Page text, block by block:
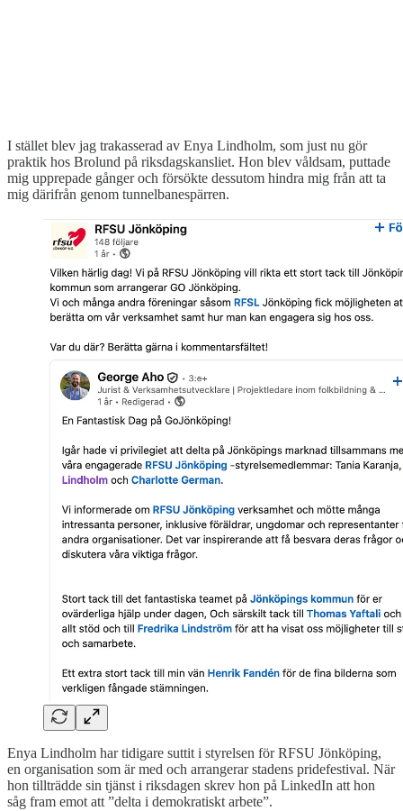
I stället blev jag trakasserad av Enya Lindholm, som just nu gör
praktik hos Brolund på riksdagskansliet. Hon blev våldsam, puttade
mig upprepade gånger och försökte dessutom hindra mig från att ta
mig därifrån genom tunnelbanespärren.
Enya Lindholm har tidigare suttit i styrelsen för RFSU Jönköping,
en organisation som är med och arrangerar stadens pridefestival. När
hon tillträdde sin tjänst i riksdagen skrev hon på LinkedIn att hon
såg fram emot att ”delta i demokratiskt arbete”.